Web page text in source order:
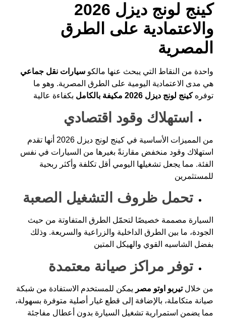
كينج لونج ديزل 2026
والاعتمادية على الطرق
المصرية
واحدة من النقاط التي يبحث عنها مالكو سيارات نقل جماعي
هي مدى الاعتمادية اليومية على الطرق المصرية. وهو ما
توفره كينج لونج ديزل 2026 مكيفة بالكامل بكفاءة عالية
استهلاك وقود اقتصادي
من المميزات الأساسية في كينج لونج ديزل 2026 أنها تقدم
استهلاك وقود منخفض مقارنةً بغيرها من السيارات في نفس
الفئة. مما يجعل تشغيلها اليومي أقل تكلفة وأكثر ربحية
للمستثمرين
تحمل ظروف التشغيل الصعبة
السيارة مصممة خصيصًا لتحمّل الطرق المتفاوتة من حيث
الجودة، ما بين الطرق الداخلية والزراعية والسريعة. وذلك
بفضل الشاسيه القوي والهيكل المتين
توفر مراكز صيانة معتمدة
من خلالتيربو اوتو مصر يمكن للمستخدم الاستفادة من شبكة
صيانة متكاملة، بالإضافة إلى قطع غيار أصلية متوفرة بسهولة،
مما يضمن استمرارية تشغيل السيارة بدون أعطال مفاجئة